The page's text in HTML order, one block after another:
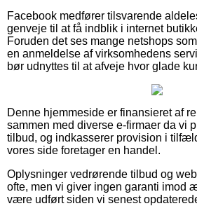
Facebook medfører tilsvarende
genveje til at få indblik i internet
Foruden det ses mange netshops
en anmeldelse af virksomhedens
bør udnyttes til at afveje hvor glade
Denne hjemmeside er finansieret af
sammen med diverse e-firmaer da vi
tilbud, og indkasserer provision i
vores side foretager en handel.
Oplysninger vedrørende tilbud og
ofte, men vi giver ingen garanti imod
være udført siden vi senest